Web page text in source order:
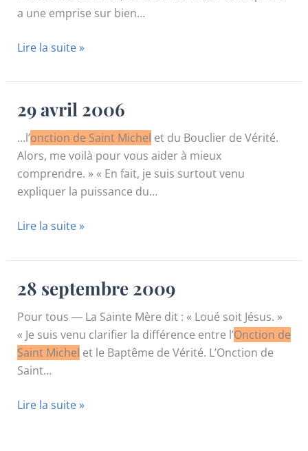
a une emprise sur bien…
29
2006
Lire la suite »
29 avril 2006
…l’onction de Saint Michel et du Bouclier de Vérité.
Alors, me voilà pour vous aider à mieux
comprendre. » « En fait, je suis surtout venu
expliquer la puissance du…
29
2006
Lire la suite »
28 septembre 2009
Pour tous ― La Sainte Mère dit : « Loué soit Jésus. »
« Je suis venu clarifier la différence entre l’Onction de
Saint Michel et le Baptême de Vérité. L’Onction de
Saint…
28
Lire la suite »